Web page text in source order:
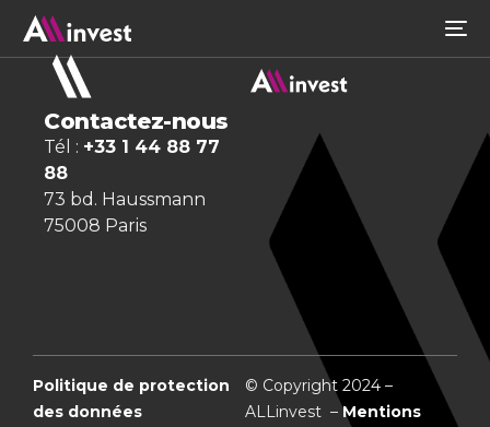
Contactez-nous
Tél : +33 1 44 88 77
88
73 bd. Haussmann
75008 Paris
Politique de protection
des données
© Copyright 2024 –
ALLinvest –Mentions